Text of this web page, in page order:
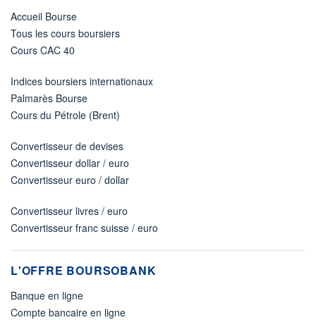
Accueil Bourse
Tous les cours boursiers
Cours CAC 40
Indices boursiers internationaux
Palmarès Bourse
Cours du Pétrole (Brent)
Convertisseur de devises
Convertisseur dollar / euro
Convertisseur euro / dollar
Convertisseur livres / euro
Convertisseur franc suisse / euro
L'OFFRE BOURSOBANK
Banque en ligne
Compte bancaire en ligne